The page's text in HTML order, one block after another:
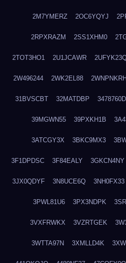
2M7YMERZ 2OC6YQYJ
2RPXRAZM 2SS1XHM0
2TOT3HO1 2U1JCAWR
2W496244 2WK2EL88 2WNPNKRH
31BVSCBT 32MATDBP 3478760D
39MGWN55 39PXKH1B
3ATCGY3X 3BKC9MX3
3F1DPDSC 3F84EALY 3GKCN4NY
3JX0QDYF 3N8UCE6Q 3NH0FX33
3PWL81U6 3PX3NDPK
3VXFRWKX 3VZRTGEK
3WTTA97N 3XMLLD4K